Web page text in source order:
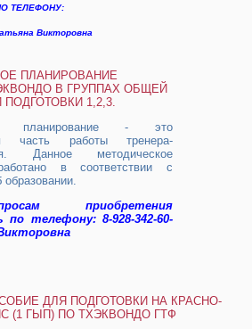
ТЕЛЕФОНУ:
Викторовна
ПЛАНИРОВАНИЕ
В ГРУППАХ ОБЩЕЙ
1,2,3.
планирование - это
часть работы тренера-
Данное методическое
в соответствии с
приобретения
по телефону: 8-928-342-60-
ДЛЯ ПОДГОТОВКИ НА КРАСНО-
(1 ГЫП) ПО ТХЭКВОНДО ГТФ